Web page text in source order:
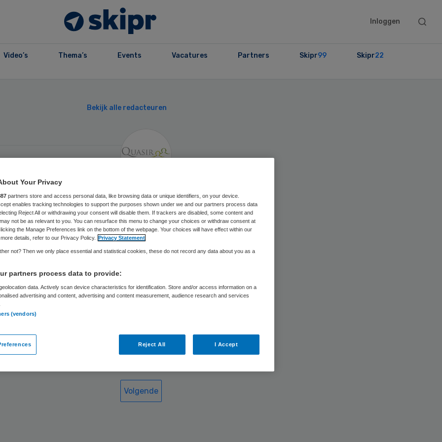
Inloggen
Search
Video’s Thema’s Events Vacatures Partners Skipr99 Skipr22
Bekijk alle redacteuren
in calamiteitenonderzoek PARTNER
in ontwikkeling
maakt menselijkheid
klacht
geven
Volgende
Your Privacy
partners store and access personal data, like browsing data or unique identifiers, on your device.
enables tracking technologies to support the purposes shown under we and our partners process data
Reject All or withdrawing your consent will disable them. If trackers are disabled, some content and
not be as relevant to you. You can resurface this menu to change your choices or withdraw consent at
the Manage Preferences link on the bottom of the webpage. Your choices will have effect within our
details, refer to our Privacy Policy. Privacy Statement
not? Then we only place essential and statistical cookies, these do not record any data about you as a
partners process data to provide:
data. Actively scan device characteristics for identification. Store and/or access information on a
advertising and content, advertising and content measurement, audience research and services
(vendors)
Reject All I Accept